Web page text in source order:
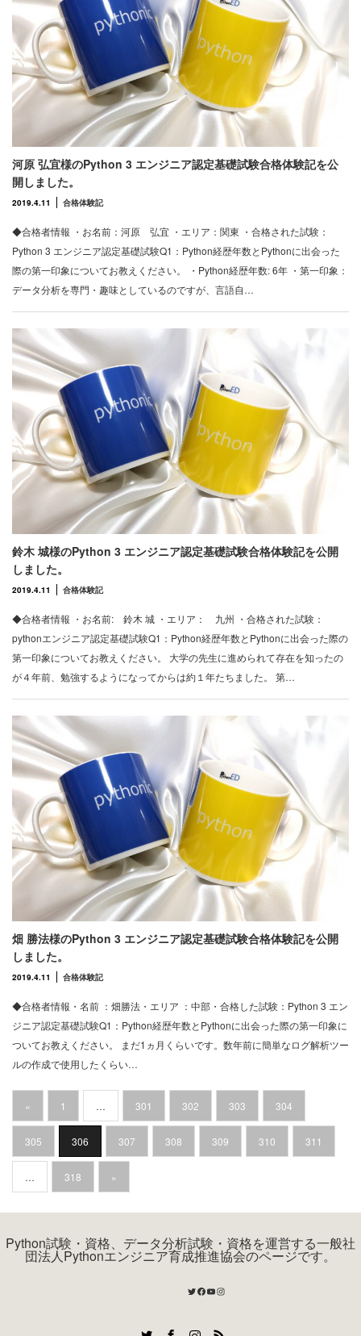
河原 弘宜様のPython 3 エンジニア認定基礎試験合格体験記を公
開しました。
2019.4.11 合格体験記
◆合格者情報 ・お名前：河原 弘宜 ・エリア：関東 ・合格された試験：
Python 3 エンジニア認定基礎試験Q1：Python経歴年数とPythonに出会った
際の第一印象についてお教えください。 ・Python経歴年数: 6年 ・第一印象：
データ分析を専門・趣味としているのですが、言語自…
鈴木 城様のPython 3 エンジニア認定基礎試験合格体験記を公開
しました。
2019.4.11 合格体験記
◆合格者情報 ・お名前: 鈴木 城 ・エリア： 九州 ・合格された試験：
pythonエンジニア認定基礎試験Q1：Python経歴年数とPythonに出会った際の
第一印象についてお教えください。 大学の先生に進められて存在を知ったの
が４年前、勉強するようになってからは約１年たちました。 第…
畑 勝法様のPython 3 エンジニア認定基礎試験合格体験記を公開
しました。
2019.4.11 合格体験記
◆合格者情報・名前 ：畑勝法・エリア ：中部・合格した試験：Python 3 エン
ジニア認定基礎試験Q1：Python経歴年数とPythonに出会った際の第一印象に
ついてお教えください。 まだ1ヵ月くらいです。数年前に簡単なログ解析ツー
ルの作成で使用したくらい…
« 1 … 301 302 303 304
305 306 307 308 309 310 311
… 318 »
Python試験・資格、データ分析試験・資格を運営する一般社
団法人Pythonエンジニア育成推進協会のページです。
Twitter
Facebook
YouTube
Instagram
RSS